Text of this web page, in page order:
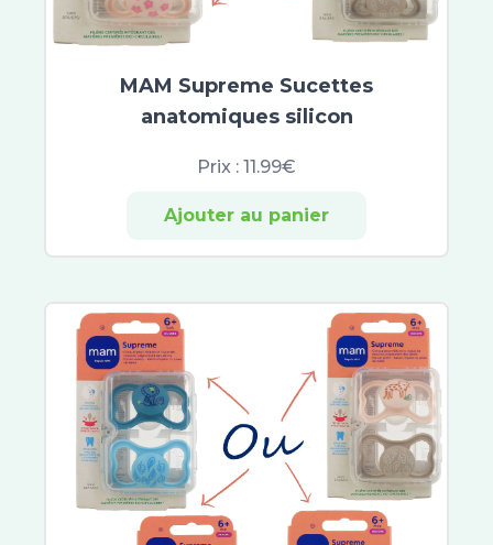
MAM Supreme Sucettes
anatomiques silicon
Prix : 11.99€
Ajouter au panier